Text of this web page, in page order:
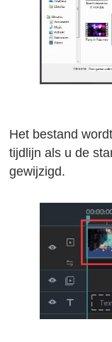
Het bestand
tijdlijn als u de
gewijzigd.